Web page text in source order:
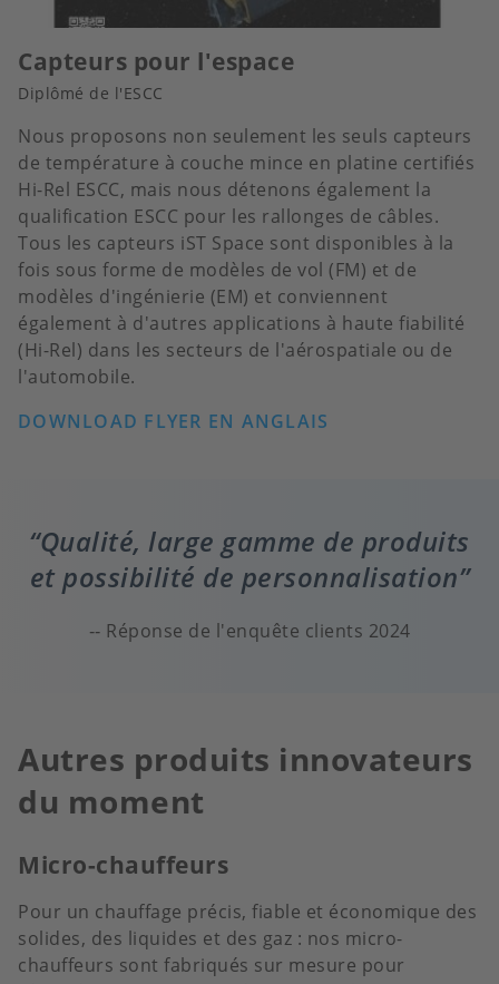
Capteurs pour l'espace
Diplômé de l'ESCC
Nous proposons non seulement les seuls capteurs
de température à couche mince en platine certifiés
Hi-Rel ESCC, mais nous détenons également la
qualification ESCC pour les rallonges de câbles.
Tous les capteurs iST Space sont disponibles à la
fois sous forme de modèles de vol (FM) et de
modèles d'ingénierie (EM) et conviennent
également à d'autres applications à haute fiabilité
(Hi-Rel) dans les secteurs de l'aérospatiale ou de
l'automobile.
DOWNLOAD FLYER EN ANGLAIS
Qualité, large gamme de produits
et possibilité de personnalisation
Réponse de l'enquête clients 2024
Autres produits innovateurs
du moment
Micro-chauffeurs
Pour un chauffage précis, fiable et économique des
solides, des liquides et des gaz : nos micro-
chauffeurs sont fabriqués sur mesure pour